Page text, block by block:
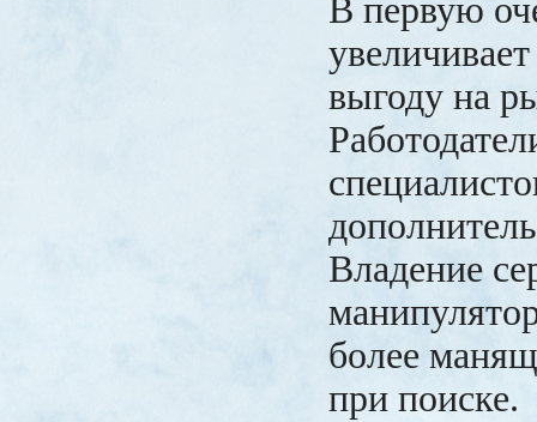
В первую
выгоду на
Владение
более
при поиске.